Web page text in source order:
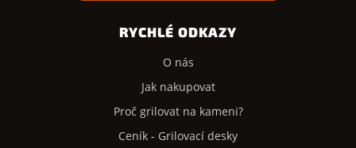
RYCHLÉ ODKAZY
O nás
Jak nakupovat
Proč grilovat na kameni?
Ceník - Grilovací desky